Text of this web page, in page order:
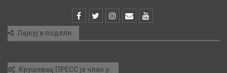
Лајкуј и подели
Крушевац ПРЕСС је члан у: